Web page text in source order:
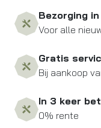
Bezorging
Voor alle
Gratis
Bij aankoop
In 3 keer
0% rente